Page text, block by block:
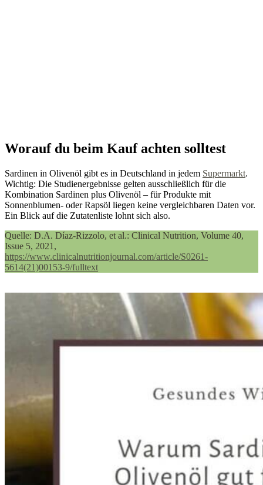
Worauf du beim Kauf achten solltest
Sardinen in Olivenöl gibt es in Deutschland in jedem Supermarkt.
Wichtig: Die Studienergebnisse gelten ausschließlich für die
Kombination Sardinen plus Olivenöl – für Produkte mit
Sonnenblumen- oder Rapsöl liegen keine vergleichbaren Daten vor.
Ein Blick auf die Zutatenliste lohnt sich also.
Quelle: D.A. Díaz-Rizzolo, et al.: Clinical Nutrition, Volume 40,
Issue 5, 2021,
https://www.clinicalnutritionjournal.com/article/S0261-
5614(21)00153-9/fulltext